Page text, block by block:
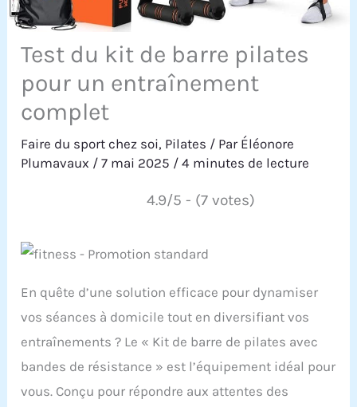
Test du kit de barre pilates
pour un entraînement
complet
Faire du sport chez soi, Pilates / Par Éléonore
Plumavaux /7 mai 2025 /4 minutes de lecture
4.9/5 - (7 votes)
En quête d’une solution efficace pour dynamiser
vos séances à domicile tout en diversifiant vos
entraînements ? Le « Kit de barre de pilates avec
bandes de résistance » est l’équipement idéal pour
vous. Conçu pour répondre aux attentes des